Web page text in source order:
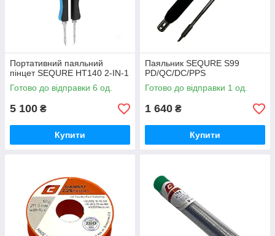
Портативний паяльний
пінцет SEQURE HT140 2-IN-1
Готово до відправки 6 од.
5 100 ₴
Купити
Паяльник SEQURE S99
PD/QC/DC/PPS
Готово до відправки 1 од.
1 640 ₴
Купити